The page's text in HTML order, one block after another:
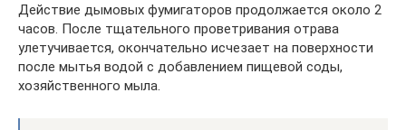
Действие дымовых фумигаторов продолжается около 2
часов. После тщательного проветривания отрава
улетучивается, окончательно исчезает на поверхности
после мытья водой с добавлением пищевой соды,
хозяйственного мыла.